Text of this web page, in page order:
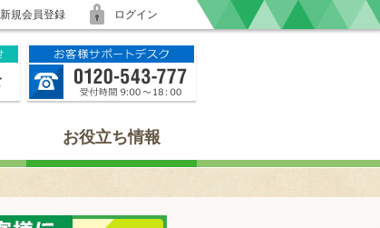
新規会員登録 ログイン
お役立ち情報